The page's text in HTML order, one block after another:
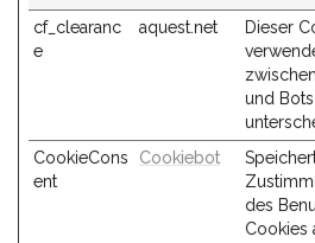
cf_clearanc
e
aquest.net
Dieser
und
CookieCons
ent
Cookiebot
des
Cookies